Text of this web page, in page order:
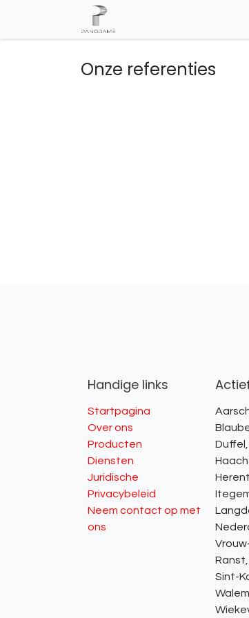
Overslaan naar inhoud
Onze referenties
Handige links
Startpagina
Over ons
Producten
Diensten
Juridische
Privacybeleid
Neem contact op met
ons
Sint-